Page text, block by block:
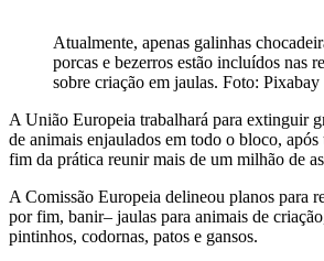
Atualmente, apenas galinhas
porcas e bezerros estão incluídos nas
sobre criação em jaulas. Foto: Pixabay
A União Europeia trabalhará para extinguir
de animais enjaulados em todo o bloco,
fim da prática reunir mais de um milhão de
A Comissão Europeia delineou planos para
por fim, banir– jaulas para animais de
pintinhos, codornas, patos e gansos.